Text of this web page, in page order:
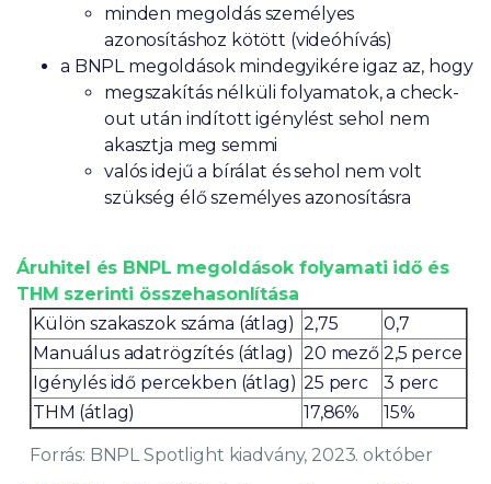
minden megoldás személyes
azonosításhoz kötött (videóhívás)
a BNPL megoldások mindegyikére igaz az, hogy
megszakítás nélküli folyamatok, a check-
out után indított igénylést sehol nem
akasztja meg semmi
valós idejű a bírálat és sehol nem volt
szükség élő személyes azonosításra
Áruhitel és BNPL megoldások folyamati idő és
THM szerinti összehasonlítása
Forrás: BNPL Spotlight kiadvány, 2023. október
Külön szakaszok száma (átlag) 2,75
0,7
Manuálus adatrögzítés (átlag) 20 mező 2,5 perce
Igénylés idő percekben (átlag) 25 perc
3 perc
THM (átlag)
17,86% 15%